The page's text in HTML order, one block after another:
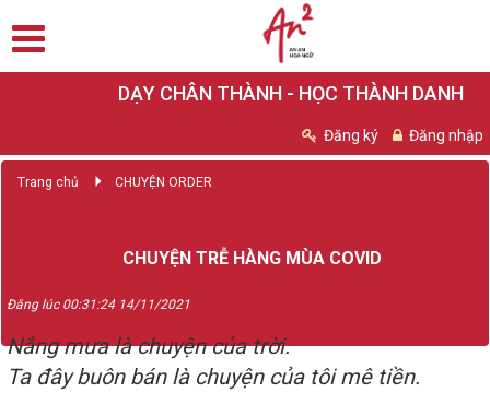
DẠY CHÂN THÀNH - HỌC THÀNH DANH
Đăng ký Đăng nhập
Trang chủ CHUYỆN ORDER
CHUYỆN TRỄ HÀNG MÙA COVID
Đăng lúc 00:31:24 14/11/2021
Nắng mưa là chuyện của trời.
Ta đây buôn bán là chuyện của tôi mê tiền.